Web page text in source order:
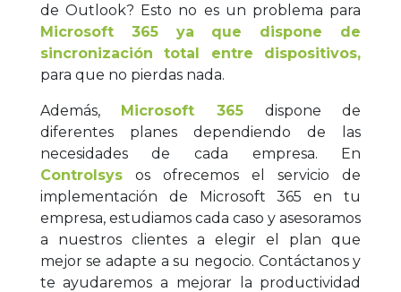
de Outlook? Esto no es un problema para
Microsoft 365 ya que dispone de
sincronización total entre dispositivos,
para que no pierdas nada.
Además, Microsoft 365 dispone de
diferentes planes dependiendo de las
necesidades de cada empresa. En
Controlsysos ofrecemos el servicio de
implementación de Microsoft 365 en tu
empresa, estudiamos cada caso y asesoramos
a nuestros clientes a elegir el plan que
mejor se adapte a su negocio. Contáctanos y
te ayudaremos a mejorar la productividad